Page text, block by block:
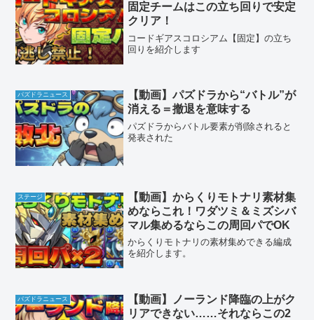
固定チームはこの立ち回りで安定
クリア！
コードギアスコロシアム【固定】の立ち
回りを紹介します
パズドラニュース
【動画】パズドラから“バトル”が
消える＝撤退を意味する
パズドラからバトル要素が削除されると
発表された
ステージ
【動画】からくりモトナリ素材集
めならこれ！ワダツミ＆ミズシバ
マル集めるならこの周回パでOK
からくりモトナリの素材集めできる編成
を紹介します。
パズドラニュース
【動画】ノーランド降臨の上がク
リアできない……それならこの2